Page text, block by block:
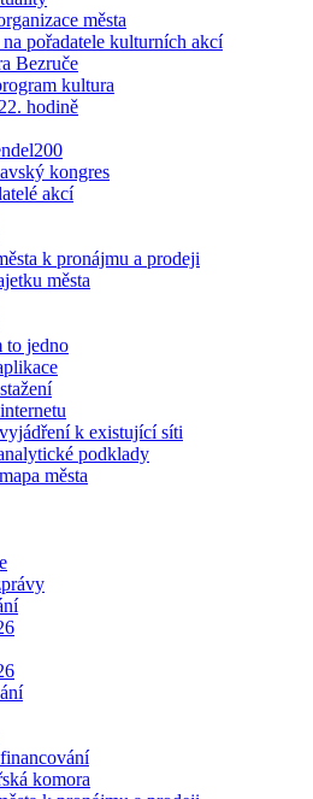
města
pořadatele kulturních akcí
Bezruče
kultura
hodině
kongres
akcí
k pronájmu a prodeji
města
to jedno
k existující síti
podklady
města
komora